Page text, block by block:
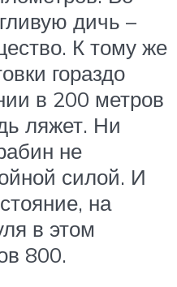
дичь –
К тому же
гораздо
в 200 метров
ляжет. Ни
не
силой. И
на
в этом
800.